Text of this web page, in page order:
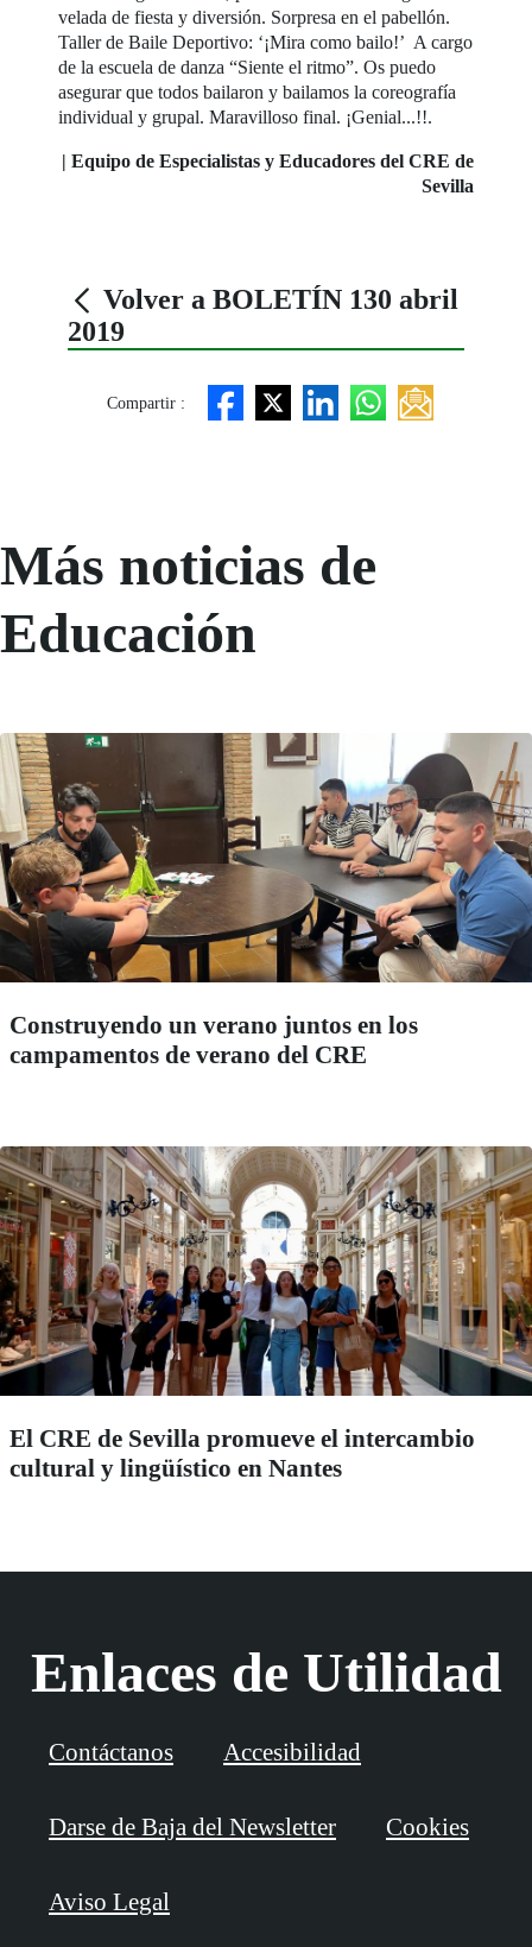
velada de fiesta y diversión. Sorpresa en el pabellón.
Taller de Baile Deportivo: ‘¡Mira como bailo!’ A cargo
de la escuela de danza “Siente el ritmo”. Os puedo
asegurar que todos bailaron y bailamos la coreografía
individual y grupal. Maravilloso final. ¡Genial...!!.
| Equipo de Especialistas y Educadores del CRE de
Sevilla
Volver a BOLETÍN 130 abril
2019
Compartir :
Más noticias de
Educación
Construyendo un verano juntos en los
campamentos de verano del CRE
El CRE de Sevilla promueve el intercambio
cultural y lingüístico en Nantes
Enlaces de Utilidad
Contáctanos Accesibilidad
Darse de Baja del Newsletter Cookies
Aviso Legal